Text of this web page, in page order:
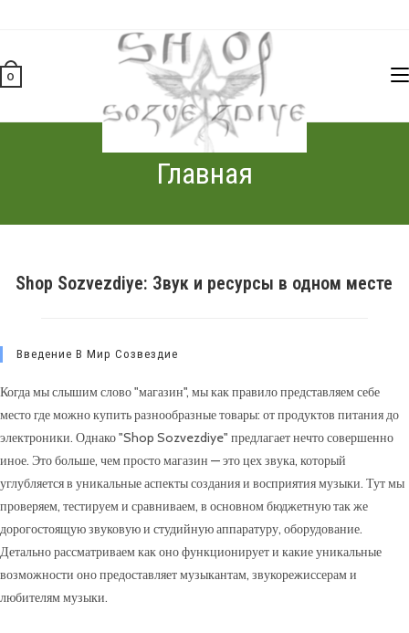
0
Главная
Shop Sozvezdiye: Звук и ресурсы в одном месте
Введение В Мир Созвездие
Когда мы слышим слово "магазин", мы как правило представляем себе
место где можно купить разнообразные товары: от продуктов питания до
электроники. Однако "Shop Sozvezdiye" предлагает нечто совершенно
иное. Это больше, чем просто магазин — это цех звука, который
углубляется в уникальные аспекты создания и восприятия музыки. Тут мы
проверяем, тестируем и сравниваем, в основном бюджетную так же
дорогостоящую звуковую и студийную аппаратуру, оборудование.
Детально рассматриваем как оно функционирует и какие уникальные
возможности оно предоставляет музыкантам, звукорежиссерам и
любителям музыки.